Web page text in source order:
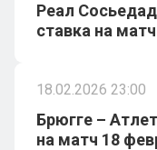
Реал
ставка на
18.02.2026 23:00
Брюгге –
на матч 18